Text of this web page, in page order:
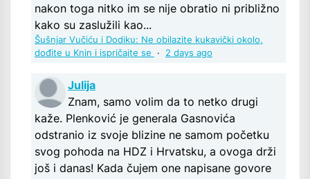
nakon toga nitko im se nije obratio ni približno
kako su zaslužili kao...
Šušnjar Vučiću i Dodiku: Ne obilazite kukavički okolo,
dođite u Knin i ispričajte se
· 2 days ago
Julija
Znam, samo volim da to netko drugi
kaže. Plenković je generala Gasnovića
odstranio iz svoje blizine ne samom početku
svog pohoda na HDZ i Hrvatsku, a ovoga drži
još i danas! Kada čujem one napisane govore